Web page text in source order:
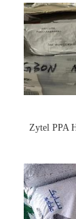
Zytel PPA